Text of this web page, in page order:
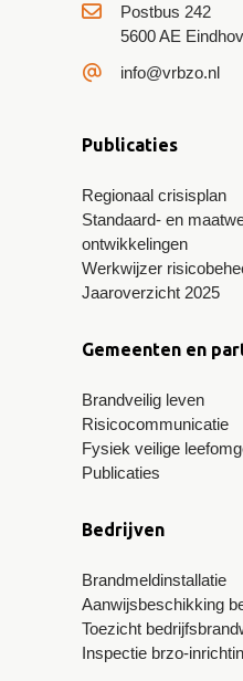
Postbus 242
5600 AE
info@vrbzo.nl
Publicaties
Regionaal crisisplan
Standaard- en
ontwikkelingen
Werkwijzer
Jaaroverzicht 2025
Gemeenten en
Brandveilig leven
Risicocommunicatie
Fysiek veilige
Publicaties
Bedrijven
Brandmeldinstallatie
Aanwijsbeschikking
Toezicht
Inspectie brzo-